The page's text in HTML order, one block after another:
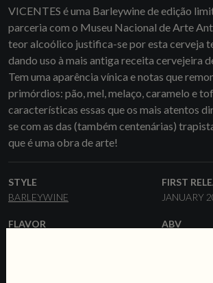
VICENTES é uma Barleywine de edição
parceria com o Museu Nacional de Arte
teor alcoólico justifica-se por esta cerveja
dando uso à mais antiga receita cervejeira
Tem uma aparência vínica e notas que
primórdios: pão, mel, melaço, caramelo e
características essas que os mais atentos
se com as das (também centenárias)
que é uma obra de arte!
STYLE
BARLEYWINE
FIRST
JANUARY
FLAVOR
ABV